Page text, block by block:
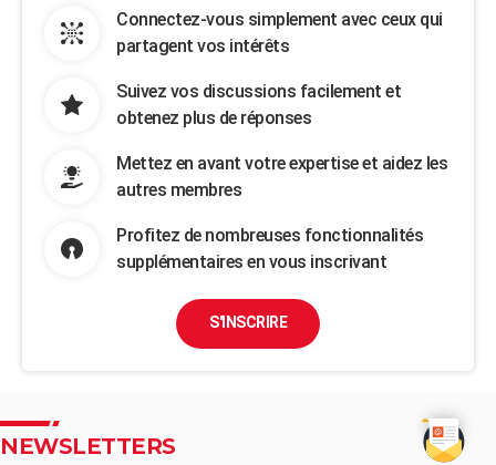
Connectez-vous simplement avec ceux qui
partagent vos intérêts
Suivez vos discussions facilement et
obtenez plus de réponses
Mettez en avant votre expertise et aidez les
autres membres
Profitez de nombreuses fonctionnalités
supplémentaires en vous inscrivant
S'INSCRIRE
NEWSLETTERS